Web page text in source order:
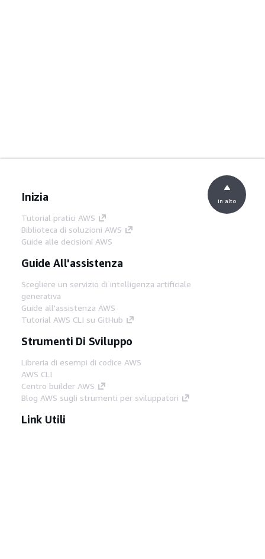
Inizia
Tutorial pratici AWS
Biblioteca di soluzioni AWS
Guide alle decisioni AWS
Guide All'assistenza
Scegliere un servizio di intelligenza artificiale
generativa
Guide all'assistenza AWS
Tutorial AWS CLI su GitHub
Strumenti Di Sviluppo
Libreria di esempi di codice AWS
AWS CLI
Centro builder AWS
Blog AWS sugli strumenti per sviluppatori
Link Utili
in alto